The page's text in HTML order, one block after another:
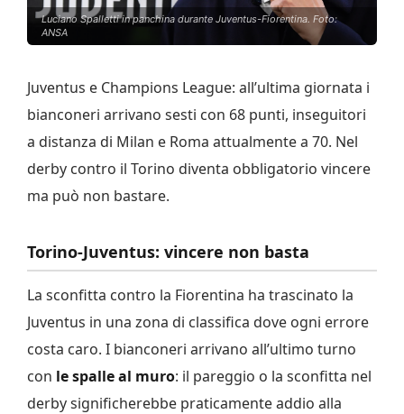
Luciano Spalletti in panchina durante Juventus-Fiorentina. Foto:
ANSA
Juventus e Champions League: all’ultima giornata i
bianconeri arrivano sesti con 68 punti, inseguitori
a distanza di Milan e Roma attualmente a 70. Nel
derby contro il Torino diventa obbligatorio vincere
ma può non bastare.
Torino-Juventus: vincere non basta
La sconfitta contro la Fiorentina ha trascinato la
Juventus in una zona di classifica dove ogni errore
costa caro. I bianconeri arrivano all’ultimo turno
con le spalle al muro: il pareggio o la sconfitta nel
derby significherebbe praticamente addio alla